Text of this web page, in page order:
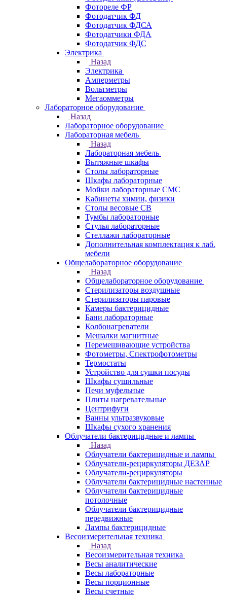
Фотореле ФР
Фотодатчик ФД
Фотодатчик ФДСА
Фотодатчики ФДА
Фотодатчик ФДС
Электрика
Назад
Электрика
Амперметры
Вольтметры
Мегаомметры
Лабораторное оборудование
Назад
Лабораторное оборудование
Лабораторная мебель
Назад
Лабораторная мебель
Вытяжные шкафы
Столы лабораторные
Шкафы лабораторные
Мойки лабораторные СМС
Кабинеты химии, физики
Столы весовые СВ
Тумбы лабораторные
Стулья лабораторные
Стеллажи лабораторные
Дополнительная комплектация к лаб.
мебели
Общелабораторное оборудование
Назад
Общелабораторное оборудование
Стерилизаторы воздушные
Стерилизаторы паровые
Камеры бактерицидные
Бани лабораторные
Колбонагреватели
Мешалки магнитные
Перемешивающие устройства
Фотометры, Спектрофотометры
Термостаты
Устройство для сушки посуды
Шкафы сушильные
Печи муфельные
Плиты нагревательные
Центрифуги
Ванны ультразвуковые
Шкафы сухого хранения
Облучатели бактерицидные и лампы
Назад
Облучатели бактерицидные и лампы
Облучатели-рециркуляторы ДЕЗАР
Облучатели-рециркуляторы
Облучатели бактерицидные настенные
Облучатели бактерицидные
потолочные
Облучатели бактерицидные
передвижные
Лампы бактерицидные
Весоизмерительная техника
Назад
Весоизмерительная техника
Весы аналитические
Весы лабораторные
Весы порционные
Весы счетные